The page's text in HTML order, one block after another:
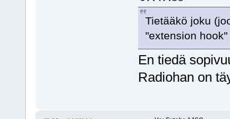
Tietääkö joku
"extension
En tiedä
Radiohan on